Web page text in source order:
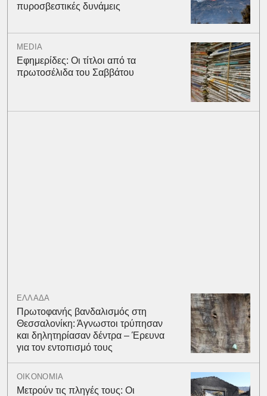
πυροσβεστικές δυνάμεις
MEDIA
Εφημερίδες: Οι τίτλοι από τα
πρωτοσέλιδα του Σαββάτου
ΕΛΛΑΔΑ
Πρωτοφανής βανδαλισμός στη
Θεσσαλονίκη: Άγνωστοι τρύπησαν
και δηλητηρίασαν δέντρα – Έρευνα
για τον εντοπισμό τους
ΟΙΚΟΝΟΜΙΑ
Μετρούν τις πληγές τους: Οι